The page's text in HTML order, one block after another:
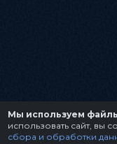
Мы используем
использовать сайт, вы
сбора и обработки